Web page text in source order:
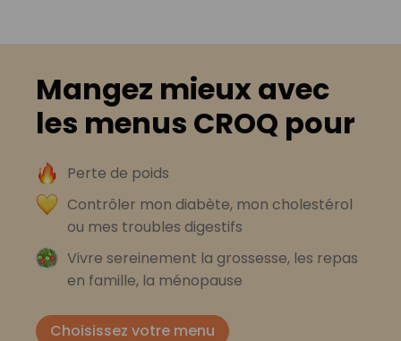
Mangez mieux avec
les menus CROQ pour
Perte de poids
Contrôler mon diabète, mon cholestérol
ou mes troubles digestifs
Vivre sereinement la grossesse, les repas
en famille, la ménopause
Choisissez votre menu